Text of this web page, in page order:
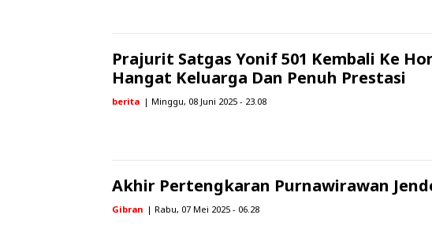
Prajurit Satgas Yonif 501 Kembali Ke
Hangat Keluarga Dan Penuh Prestasi
berita | Minggu, 08 Juni 2025 - 23.08
Akhir Pertengkaran Purnawirawan
Gibran | Rabu, 07 Mei 2025 - 06.28